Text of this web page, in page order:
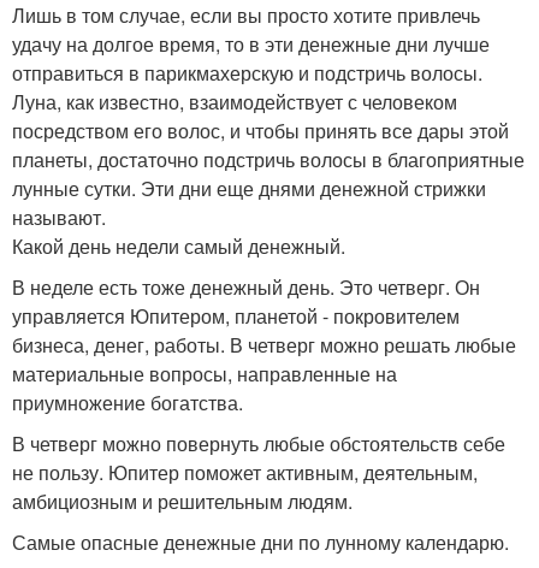
Лишь в том случае, если вы просто хотите привлечь
удачу на долгое время, то в эти денежные дни лучше
отправиться в парикмахерскую и подстричь волосы.
Луна, как известно, взаимодействует с человеком
посредством его волос, и чтобы принять все дары этой
планеты, достаточно подстричь волосы в благоприятные
лунные сутки. Эти дни еще днями денежной стрижки
называют.
Какой день недели самый денежный.
В неделе есть тоже денежный день. Это четверг. Он
управляется Юпитером, планетой - покровителем
бизнеса, денег, работы. В четверг можно решать любые
материальные вопросы, направленные на
приумножение богатства.
В четверг можно повернуть любые обстоятельств себе
не пользу. Юпитер поможет активным, деятельным,
амбициозным и решительным людям.
Самые опасные денежные дни по лунному календарю.